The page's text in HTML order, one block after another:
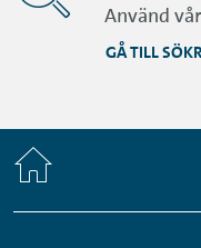
Använd
GÅ TILL